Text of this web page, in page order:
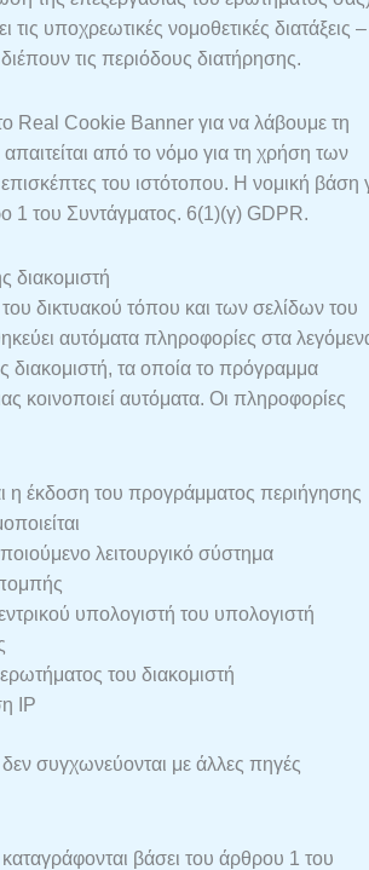
τις υποχρεωτικές νομοθετικές διατάξεις –
τις περιόδους διατήρησης.
Real Cookie Banner για να λάβουμε τη
από το νόμο για τη χρήση των
του ιστότοπου. Η νομική βάση
1 του Συντάγματος. 6(1)(γ) GDPR.
διακομιστή
δικτυακού τόπου και των σελίδων του
αυτόματα πληροφορίες στα
διακομιστή, τα οποία το πρόγραμμα
κοινοποιεί αυτόματα. Οι πληροφορίες
η έκδοση του προγράμματος περιήγησης
λειτουργικό σύστημα
υπολογιστή του υπολογιστή
του διακομιστή
IP
συγχωνεύονται με άλλες πηγές
βάσει του άρθρου 1 του